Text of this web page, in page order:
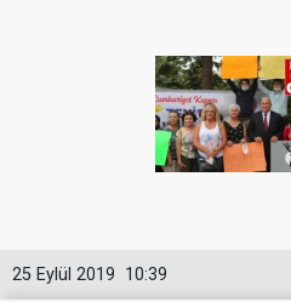
10:39
25 Eylül 2019